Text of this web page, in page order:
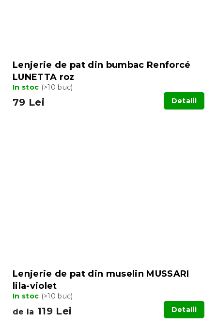
Lenjerie de pat din bumbac Renforcé
LUNETTA roz
In stoc (>10 buc)
79 Lei Detalii
Lenjerie de pat din muselin MUSSARI
lila-violet
In stoc (>10 buc)
de la 119 Lei Detalii